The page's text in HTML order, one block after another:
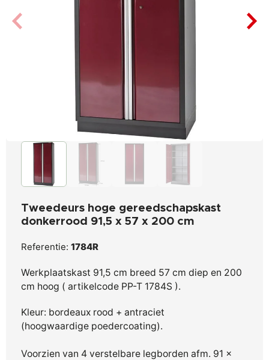
Tweedeurs hoge gereedschapskast
donkerrood 91,5 x 57 x 200 cm
Referentie: 1784R
Werkplaatskast 91,5 cm breed 57 cm diep en 200
cm hoog ( artikelcode PP-T 1784S ).
Kleur: bordeaux rood + antraciet
(hoogwaardige poedercoating).
Voorzien van 4 verstelbare legborden afm. 91 x